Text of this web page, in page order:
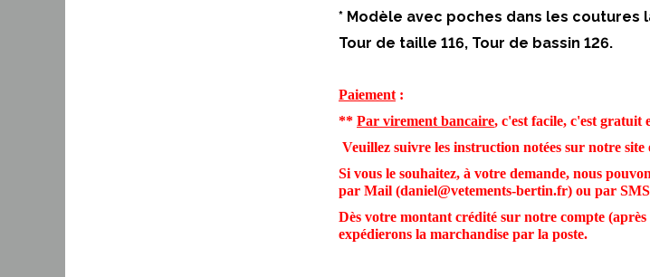
* Modèle avec poches dans les coutures
Tour de taille 116, Tour de bassin 126.
Paiement :
** Par virement bancaire, c'est facile, c'est gratuit
Veuillez suivre les instruction notées sur notre site
Si vous le souhaitez, à votre demande, nous
par Mail (daniel@vetements-bertin.fr) ou par SMS
Dès votre montant crédité sur notre compte
expédierons la marchandise par la poste.